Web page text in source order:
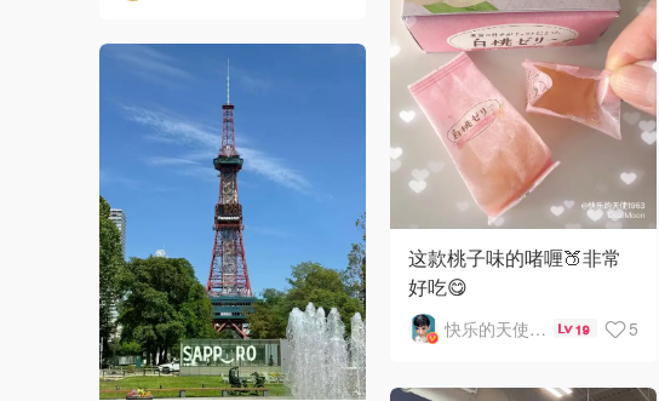
这款桃子味的啫喱🍑非常
好吃😋
快乐的天使1963 19 5